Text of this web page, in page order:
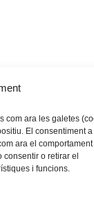
com ara les galetes
El consentiment a
ara el
o retirar el
i funcions.